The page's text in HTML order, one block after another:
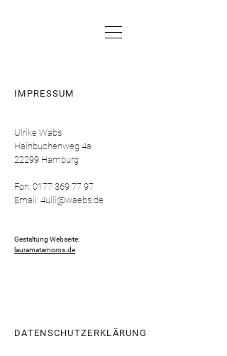
IMPRESSUM
Ulrike Wäbs
Hainbuchenweg 4a
22299 Hamburg
Fon: 0177 369 77 97
Email: 4ulli@waebs.de
Gestaltung Webseite:
lauramatamoros.de
DATENSCHUTZERKLÄRUNG